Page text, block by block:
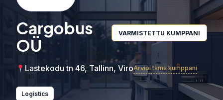
Cargobus
OÜ
VARMISTETTU KUMPPANI
Lastekodu tn 46, Tallinn, ViroArvioi tämä kumppani
Logistics